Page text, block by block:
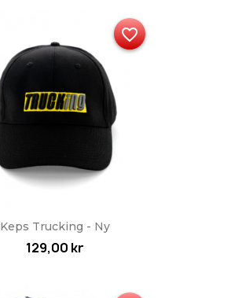
Keps Trucking - Ny
129,00 kr
favorite_border